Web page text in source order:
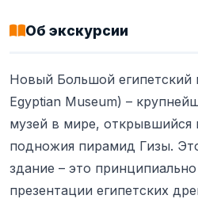
Об экскурсии
Новый Большой египетский
Egyptian Museum) –
музей в мире, открывшийся
подножия пирамид Гизы.
здание – это
презентации египетских